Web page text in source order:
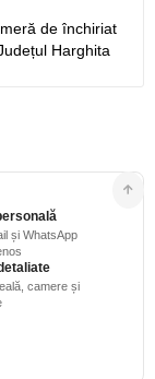
de închiriat
Harghita
și WhatsApp
camere și